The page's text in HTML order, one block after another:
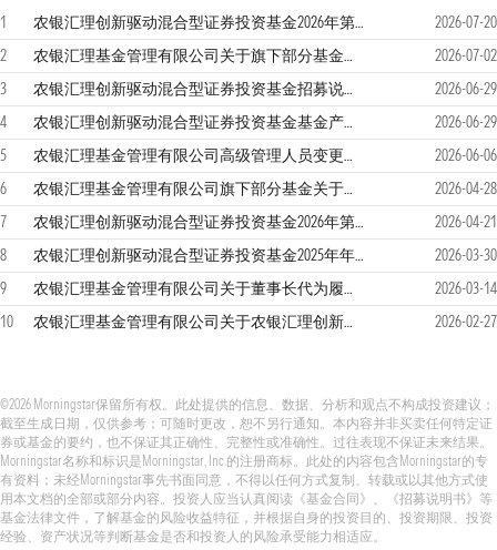
1 农银汇理创新驱动混合型证券投资基金2026年第二季度报告
2026-07-20
2
农银汇理基金管理有限公司关于旗下部分基金在中国人寿股份有限公司开展费率优惠活动的公告
2026-07-02
3
农银汇理创新驱动混合型证券投资基金招募说明书更新
2026-06-29
4
农银汇理创新驱动混合型证券投资基金基金产品资料概要更新
2026-06-29
5
农银汇理基金管理有限公司高级管理人员变更公告
2026-06-06
6
农银汇理基金管理有限公司旗下部分基金关于增加上海基煜基金销售有限公司为代销机构的公告
2026-04-28
7
农银汇理创新驱动混合型证券投资基金2026年第一季度报告
2026-04-21
8
农银汇理创新驱动混合型证券投资基金2025年年度报告
2026-03-30
9
农银汇理基金管理有限公司关于董事长代为履行总经理职务的公告
2026-03-14
10
农银汇理基金管理有限公司关于农银汇理创新驱动混合型证券投资基金基金份额持有人大会会议情况的公告 2026-02-27
©2026 Morningstar保留所有权。此处提供的信息、数据、分析和观点不构成投资建议；
截至生成日期，仅供参考；可随时更改，恕不另行通知。本内容并非买卖任何特定证
券或基金的要约，也不保证其正确性、完整性或准确性。过往表现不保证未来结果。
Morningstar名称和标识是Morningstar, Inc.的注册商标。此处的内容包含Morningstar的专
有资料；未经Morningstar事先书面同意，不得以任何方式复制、转载或以其他方式使
用本文档的全部或部分内容。投资人应当认真阅读《基金合同》、《招募说明书》等
基金法律文件，了解基金的风险收益特征，并根据自身的投资目的、投资期限、投资
经验、资产状况等判断基金是否和投资人的风险承受能力相适应。